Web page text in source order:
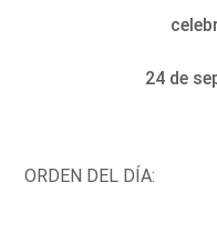
24 de
ORDEN DEL DÍA: